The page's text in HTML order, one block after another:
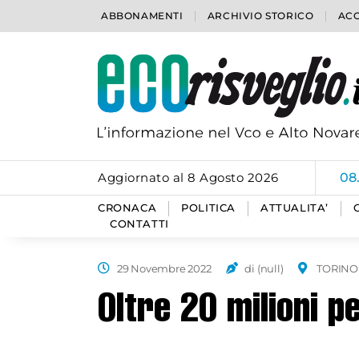
ABBONAMENTI ARCHIVIO STORICO
Aggiornato al 8 Agosto 2026
CRONACA POLITICA ATTUALITA’
CONTATTI
29 Novembre 2022 di (null) TORINO
Oltre 20 milioni